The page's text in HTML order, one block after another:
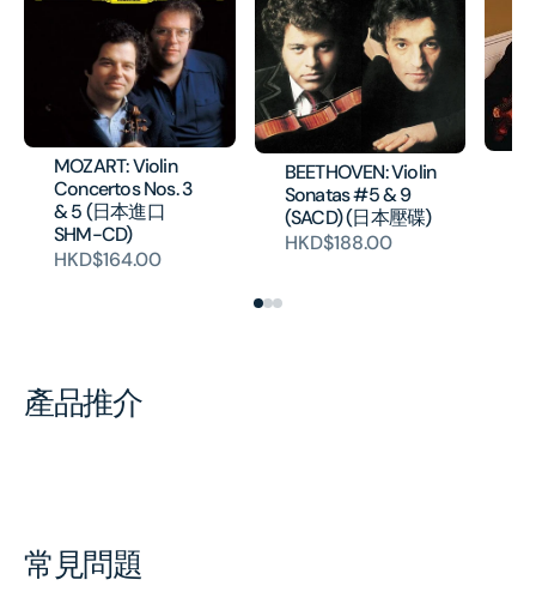
MOZART: Violin
Concertos Nos. 3
& 5 (日本進口
SHM-CD)
HKD$164.00
BEETHOVEN: Violin
Sonatas #5 & 9
(SACD) (日本壓碟)
HKD$188.00
產品推介
常見問題